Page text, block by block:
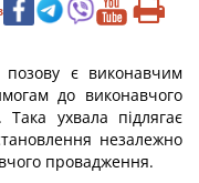
є виконавчим
до виконавчого
ухвала підлягає
незалежно
провадження.